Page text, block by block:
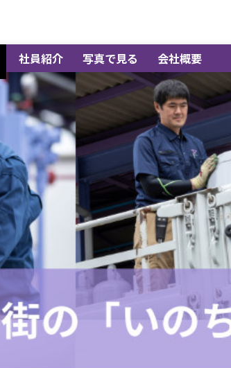
社員紹介 写真で見る 会社概要